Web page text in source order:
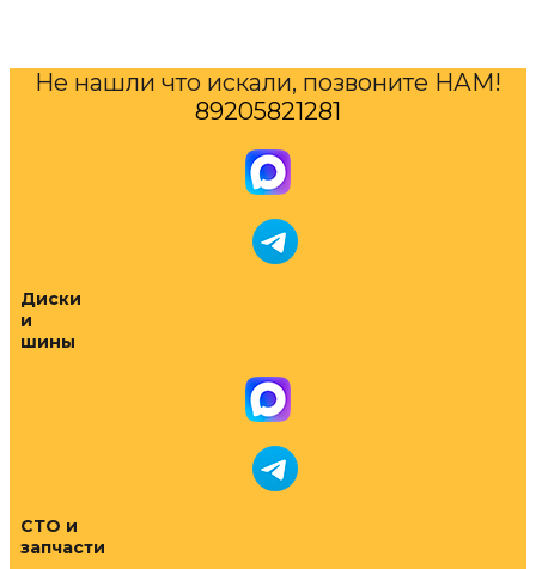
Не нашли что искали, позвоните НАМ!
89205821281
Диски
и
шины
СТО и
запчасти